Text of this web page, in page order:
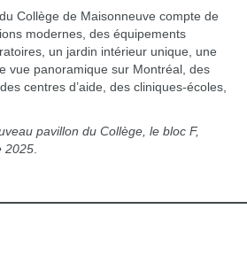
Collège de Maisonneuve compte de
modernes, des équipements
un jardin intérieur unique, une
vue panoramique sur Montréal, des
centres d’aide, des cliniques-écoles,
pavillon du Collège, le bloc F,
2025.